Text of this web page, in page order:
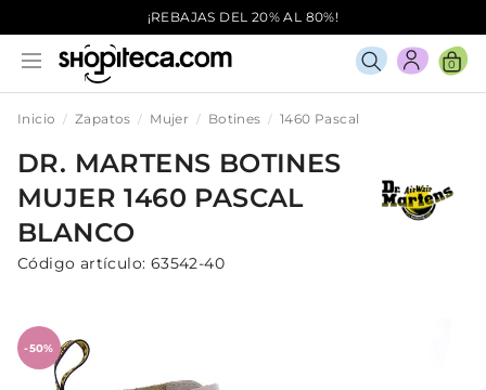
¡REBAJAS DEL 20% AL 80%!
0
Inicio Zapatos Mujer Botines 1460 Pascal
DR. MARTENS BOTINES
MUJER1460 PASCAL
BLANCO
Código artículo: 63542-40
-50%